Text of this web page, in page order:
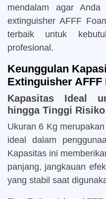
mendalam agar
extinguisher AFFF
terbaik untuk
profesional.
Keunggulan
Extinguisher AFFF
Kapasitas Ideal
hingga Tinggi Risiko
Ukuran 6 Kg
ideal dalam
Kapasitas ini
panjang, jangkauan
yang stabil saat